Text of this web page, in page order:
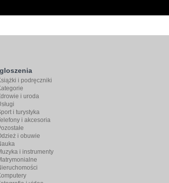
i podręczniki
i uroda
i turystyka
i akcesoria
i obuwie
i instrumenty